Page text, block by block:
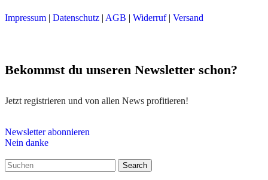
Impressum | Datenschutz | AGB | Widerruf| Versand
Bekommst du unseren Newsletter schon?
Jetzt registrieren und von allen News profitieren!
Newsletter abonnieren
Nein danke
Search